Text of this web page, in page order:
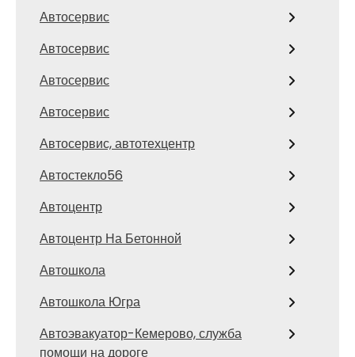
Автосервис
Автосервис
Автосервис
Автосервис
Автосервис, автотехцентр
Автостекло56
Автоцентр
Автоцентр На Бетонной
Автошкола
Автошкола Югра
Автоэвакуатор-Кемерово, служба
помощи на дороге